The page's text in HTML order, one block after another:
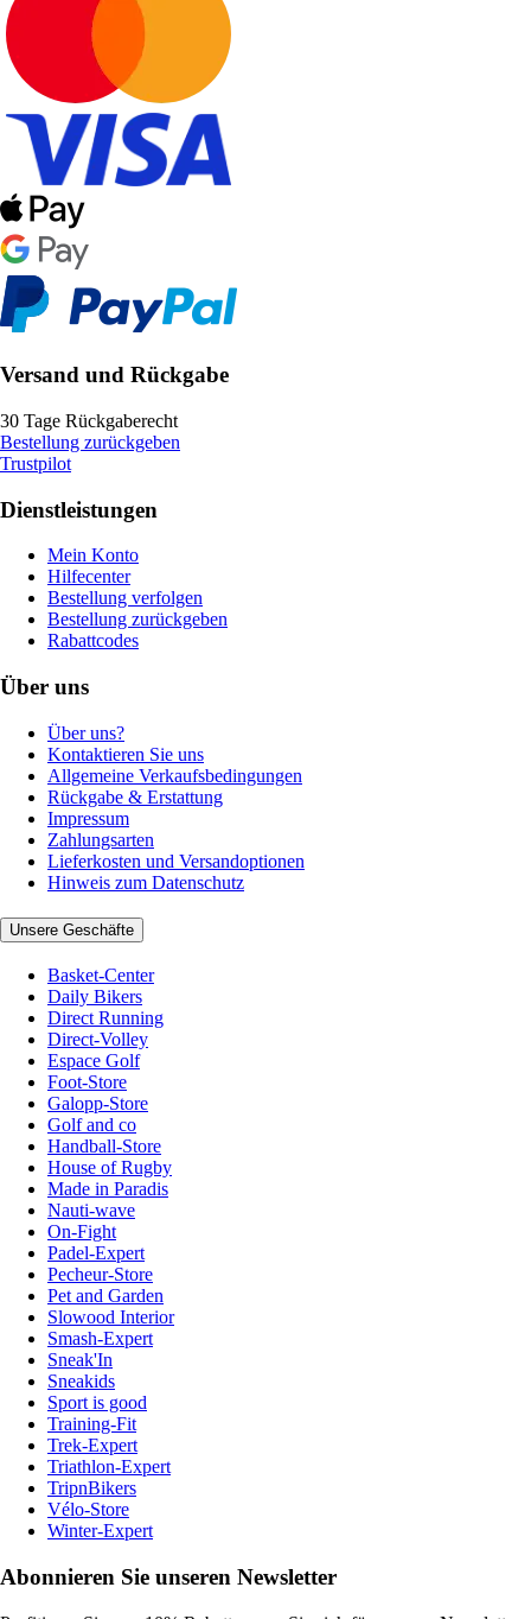
Versand und Rückgabe
30 Tage Rückgaberecht
Bestellung zurückgeben
Trustpilot
Dienstleistungen
Mein Konto
Hilfecenter
Bestellung verfolgen
Bestellung zurückgeben
Rabattcodes
Über uns
Über uns?
Kontaktieren Sie uns
Allgemeine Verkaufsbedingungen
Rückgabe & Erstattung
Impressum
Zahlungsarten
Lieferkosten und Versandoptionen
Hinweis zum Datenschutz
Unsere Geschäfte
Basket-Center
Daily Bikers
Direct Running
Direct-Volley
Espace Golf
Foot-Store
Galopp-Store
Golf and co
Handball-Store
House of Rugby
Made in Paradis
Nauti-wave
On-Fight
Padel-Expert
Pecheur-Store
Pet and Garden
Slowood Interior
Smash-Expert
Sneak'In
Sneakids
Sport is good
Training-Fit
Trek-Expert
Triathlon-Expert
TripnBikers
Vélo-Store
Winter-Expert
Abonnieren Sie unseren Newsletter